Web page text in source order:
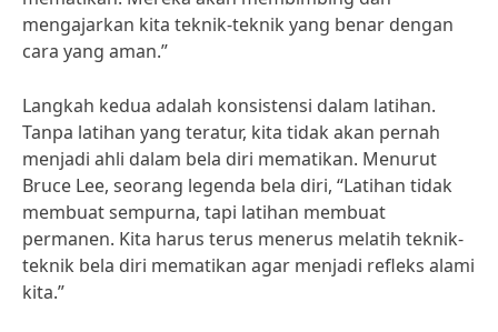
mengajarkan kita teknik-teknik yang benar dengan
cara yang aman.”
Langkah kedua adalah konsistensi dalam latihan.
Tanpa latihan yang teratur, kita tidak akan pernah
menjadi ahli dalam bela diri mematikan. Menurut
Bruce Lee, seorang legenda bela diri, “Latihan tidak
membuat sempurna, tapi latihan membuat
permanen. Kita harus terus menerus melatih teknik-
teknik bela diri mematikan agar menjadi refleks alami
kita.”